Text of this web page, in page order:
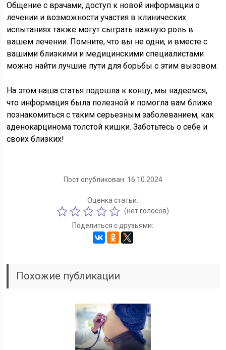
Общение с врачами, доступ к новой информации о
лечении и возможности участия в клинических
испытаниях также могут сыграть важную роль в
вашем лечении. Помните, что вы не одни, и вместе с
вашими близкими и медицинскими специалистами
можно найти лучшие пути для борьбы с этим вызовом.
На этом наша статья подошла к концу, мы надеемся,
что информация была полезной и помогла вам ближе
познакомиться с таким серьезным заболеванием, как
аденокарцинома толстой кишки. Заботьтесь о себе и
своих близких!
Пост опубликован: 16.10.2024
Оценка статьи:
(нет голосов)
Поделиться с друзьями:
Похожие публикации